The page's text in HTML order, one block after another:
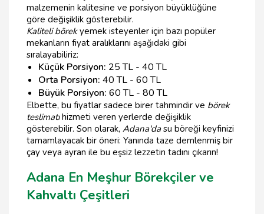
malzemenin kalitesine ve porsiyon büyüklüğüne
göre değişiklik gösterebilir.
Kaliteli börekyemek isteyenler için bazı popüler
mekanların fiyat aralıklarını aşağıdaki gibi
sıralayabiliriz:
Küçük Porsiyon: 25 TL - 40 TL
Orta Porsiyon: 40 TL - 60 TL
Büyük Porsiyon: 60 TL - 80 TL
Elbette, bu fiyatlar sadece birer tahmindir ve börek
teslimatıhizmeti veren yerlerde değişiklik
gösterebilir. Son olarak, Adana'dasu böreği keyfinizi
tamamlayacak bir öneri: Yanında taze demlenmiş bir
çay veya ayran ile bu eşsiz lezzetin tadını çıkarın!
Adana En Meşhur Börekçiler ve
Kahvaltı Çeşitleri